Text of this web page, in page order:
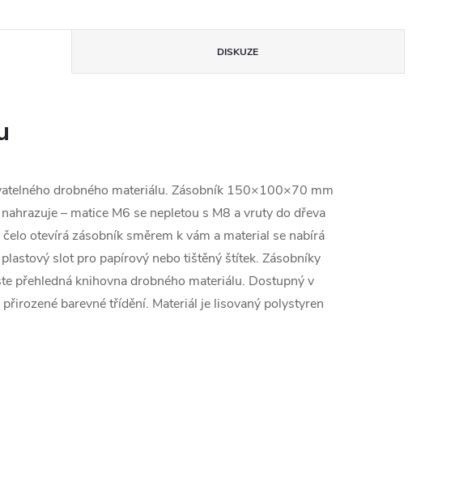
DISKUZE
drobného materiálu. Zásobník 150×100×70 mm
– matice M6 se nepletou s M8 a vruty do dřeva
otevírá zásobník směrem k vám a material se nabírá
slot pro papírový nebo tištěný štítek. Zásobníky
přehledná knihovna drobného materiálu. Dostupný v
barevné třídění. Materiál je lisovaný polystyren